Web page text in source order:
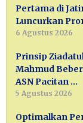
Pertama di
Luncurkan
6 Agustus 2026
Prinsip
Mahmud
ASN Pacitan …
5 Agustus 2026
Optimalkan